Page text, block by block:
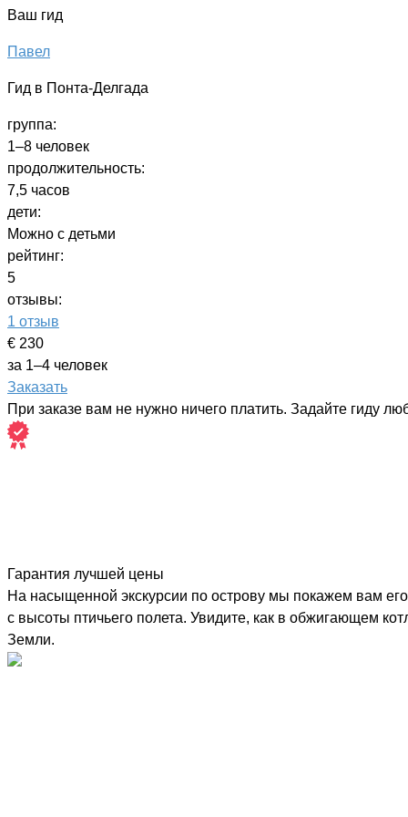
Ваш гид
Павел
Гид в Понта-Делгада
группа:
1–8 человек
продолжительность:
7,5 часов
дети:
Можно с детьми
рейтинг:
5
отзывы:
1 отзыв
€ 230
за 1–4 человек
Заказать
При заказе вам не нужно ничего платить. Задайте гиду
Гарантия лучшей цены
На насыщенной экскурсии по острову мы покажем вам
с высоты птичьего полета. Увидите, как в обжигающем
Земли.